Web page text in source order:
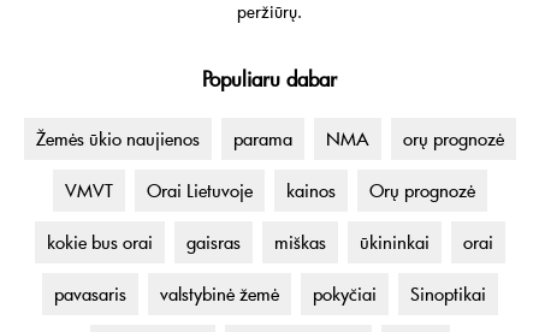
peržiūrų.
Populiaru dabar
Žemės ūkio naujienos parama NMA orų prognozė
VMVT Orai Lietuvoje kainos Orų prognozė
kokie bus orai gaisras miškas ūkininkai orai
pavasaris valstybinė žemė pokyčiai Sinoptikai